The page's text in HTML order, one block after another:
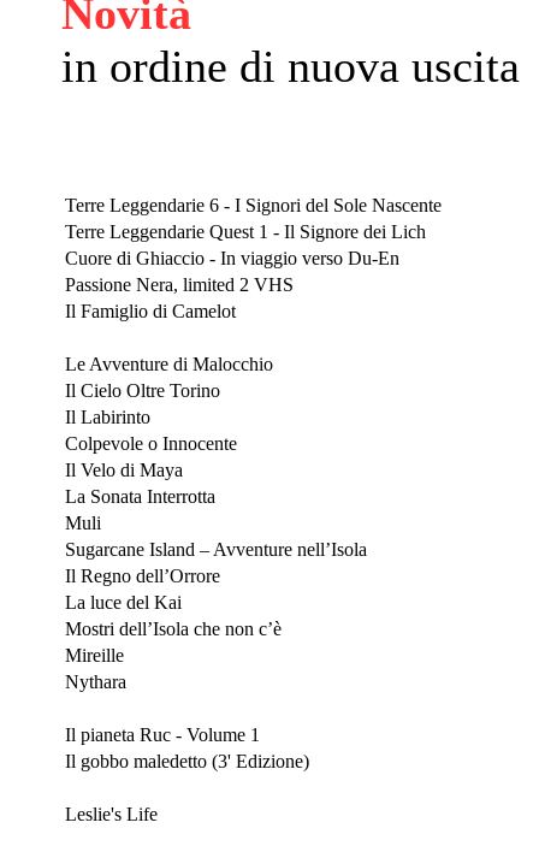
Novità
in ordine di nuova uscita
Terre Leggendarie 6 - I Signori del Sole Nascente
Terre Leggendarie Quest 1 - Il Signore dei Lich
Cuore di Ghiaccio - In viaggio verso Du-En
Passione Nera, limited 2 VHS
Il Famiglio di Camelot
Le Avventure di Malocchio
Il Cielo Oltre Torino
Il Labirinto
Colpevole o Innocente
Il Velo di Maya
La Sonata Interrotta
Muli
Sugarcane Island – Avventure nell’Isola
Il Regno dell’Orrore
La luce del Kai
Mostri dell’Isola che non c’è
Mireille
Nythara
Il pianeta Ruc - Volume 1
Il gobbo maledetto (3' Edizione)
Leslie's Life